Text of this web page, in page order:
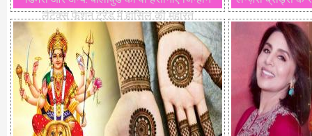
लैटेक्स फैशन ट्रेंड में हासिल की महारत